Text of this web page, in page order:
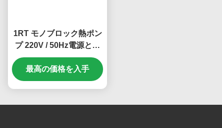
1RT モノブロック熱ポン
プ 220V / 50Hz電源と家
庭や魚池冷却のためのコ
ンパクトな設計
最高の価格を入手